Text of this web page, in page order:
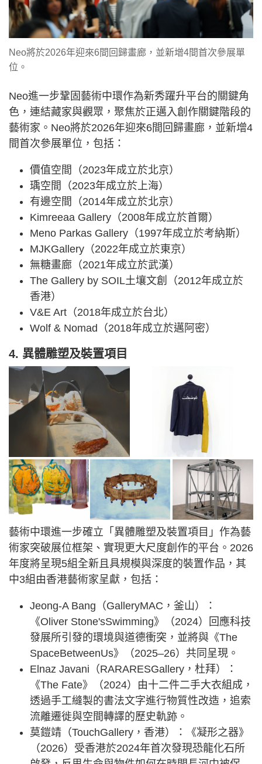
Neo將於2026年迎來6間回歸畫廊，並新增4間首次參展單
位。
Neo進一步鞏固藝術中環作為新秀躍升平台的關鍵角
色，連結藏家與觀眾，聚焦於正邁入創作關鍵階段的
藝術家。Neo將於2026年迎來6間回歸畫廊，並新增4
間首次參展單位，包括：
價值空間（2023年成立於北京）
瑀空間（2023年成立於上海）
有邊空間（2014年成立於北京）
Kimreeaa Gallery（2008年成立於首爾）
Meno Parkas Gallery（1997年成立於考納斯）
MJKGallery（2022年成立於東京）
無糖畫廊（2021年成立於武漢）
The Gallery by SOIL土壤文創（2012年成立於
香港）
V&E Art（2018年成立於台北）
Wolf & Nomad（2018年成立於邁阿密）
4. 異體雕塑及裝置項目
藝術中環進一步確立「異體雕塑及裝置項目」作為藝
術家突破展位框架、實現更大尺度創作的平台。2026
年度將呈現5組全新且具規模與深度的裝置作品，其
中3組由香港藝術家呈獻，包括：
Jeong-A Bang（GalleryMAC，釜山）：
《Oliver Stone'sSwimming》（2024）回應科技
發展所引發的環境與道德衝突，並將與《The
SpaceBetweenUs》（2025–26）共同呈現。
Elnaz Javani（RARARESGallery，杜拜）：
《The Fate》（2024）由十二件二手大衣組成，
透過手工縫製的書法文字進行物質性改造，追索
流離遷徙與空間轉譯的歷史軌跡。
莫鎧靖（TouchGallery，香港）：《凝形之器》
（2026）受香港於2024年首次發現恐龍化石所